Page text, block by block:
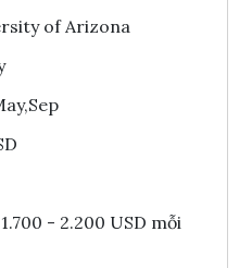
of Arizona
- 2.200 USD mỗi